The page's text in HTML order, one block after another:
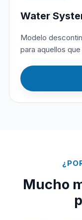
Water
Modelo
para aquellos
Mucho